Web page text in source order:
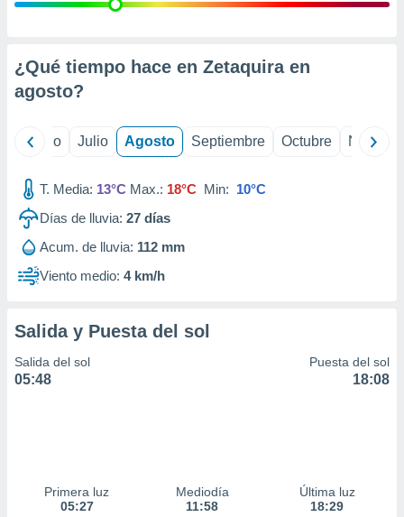
e
mediante
de
1199
¿Qué tiempo hace en Zetaquira en
agosto?
Junio Julio Agosto Septiembre Octubre
T. Media: 13°C Max.: 18°C Min: 10°C
Días de lluvia: 27 días
Acum. de lluvia: 112 mm
Viento medio: 4 km/h
Salida y Puesta del sol
Salida del sol
05:48
Puesta del sol
18:08
Primera luz
05:27
Mediodía
11:58
Última luz
18:29